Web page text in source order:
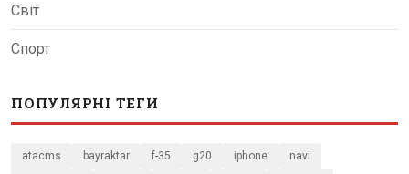
Світ
Спорт
ПОПУЛЯРНІ ТЕГИ
atacms bayraktar f-35 g20 iphone navi